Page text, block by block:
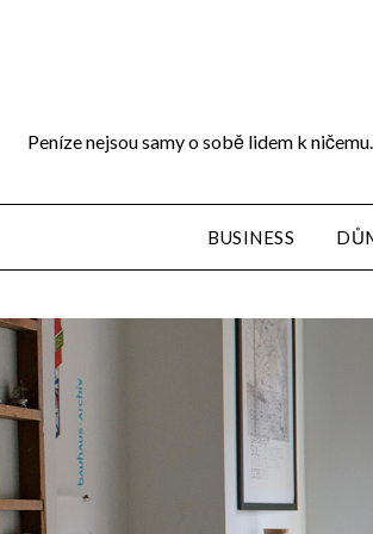
Peníze nejsou samy o sobě lidem k
BUSINESS